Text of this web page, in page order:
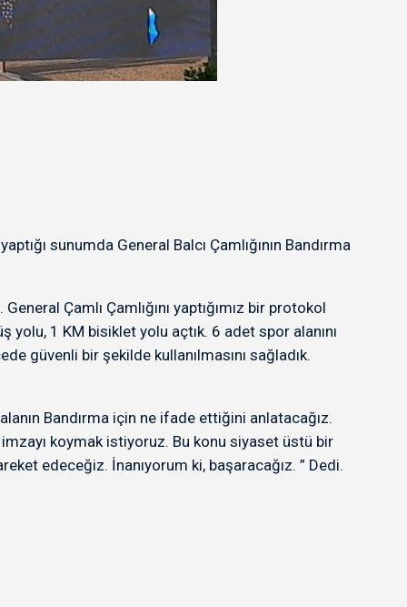
sunumda General Balcı Çamlığının Bandırma
Çamlı Çamlığını yaptığımız bir protokol
yolu, 1 KM bisiklet yolu açtık. 6 adet spor alanını
güvenli bir şekilde kullanılmasını sağladık.
Bandırma için ne ifade ettiğini anlatacağız.
imzayı koymak istiyoruz. Bu konu siyaset üstü bir
edeceğiz. İnanıyorum ki, başaracağız. ” Dedi.